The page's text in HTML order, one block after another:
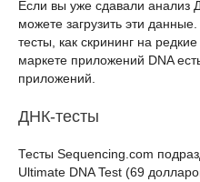
Если вы уже сдавали анализ
можете загрузить эти
тесты, как скрининг на
маркете приложений DNA
приложений.
ДНК-тесты
Тесты Sequencing.com
Ultimate DNA Test (69